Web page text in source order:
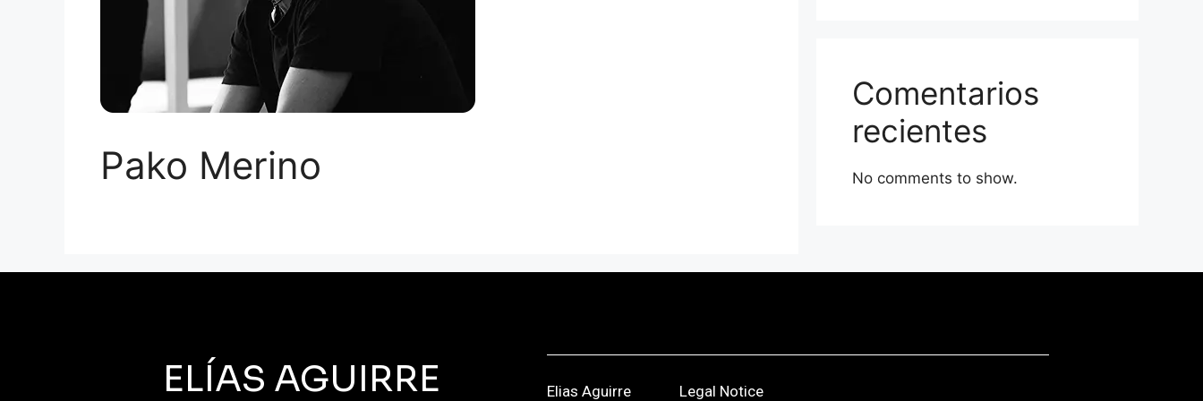
Pako Merino
Comentarios
recientes
No comments to show.
ELÍAS AGUIRRE Elias Aguirre Legal Notice